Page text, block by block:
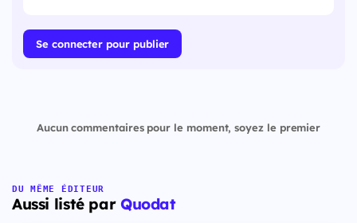
Se connecter pour publier
Aucun commentaires pour le moment, soyez le premier
DU MÊME ÉDITEUR
Aussi listé par Quodat